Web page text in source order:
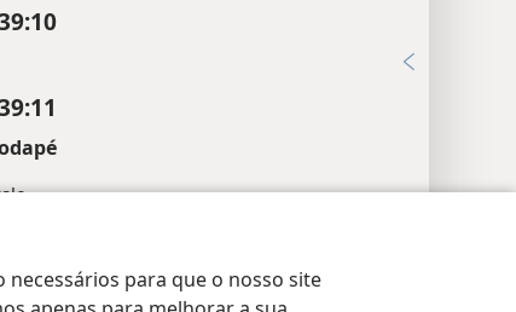
para que o nosso site
cruzadas